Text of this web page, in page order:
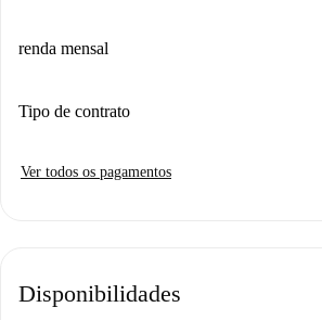
renda mensal
Tipo de contrato
Ver todos os pagamentos
Disponibilidades